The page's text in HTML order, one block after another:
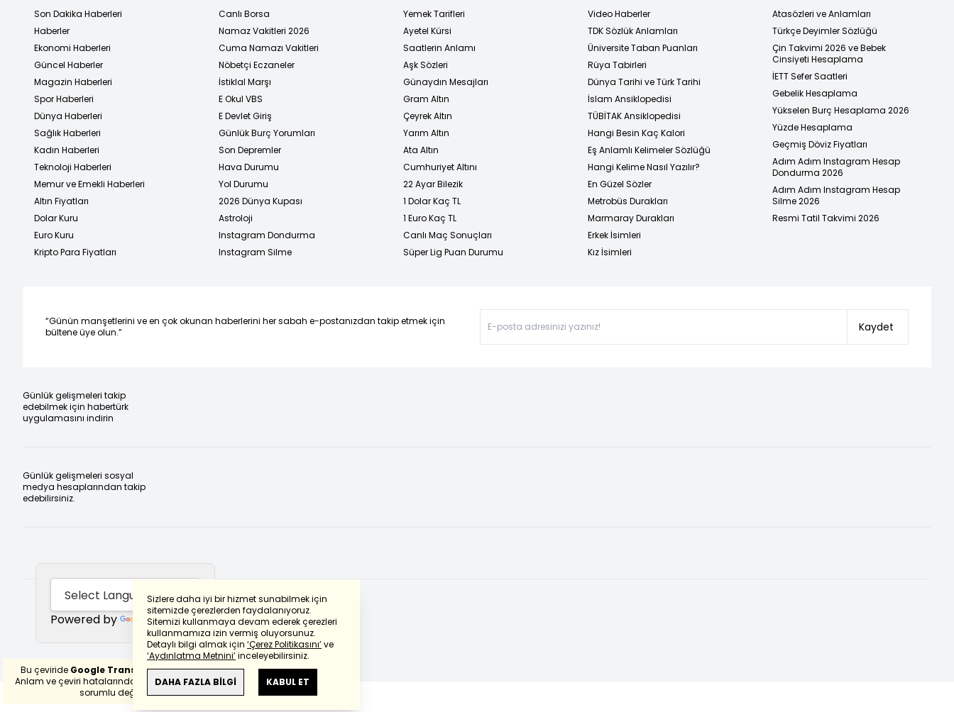
Sizlere daha iyi bir hizmet sunabilmek için
sitemizde çerezlerden faydalanıyoruz.
Sitemizi kullanmaya devam ederek çerezleri
kullanmamıza izin vermiş oluyorsunuz.
Detaylı bilgi almak için ‘Çerez Politikasını’ve
‘Aydınlatma Metnini’inceleyebilirsiniz.
DAHA FAZLA BİLGİ KABUL ET
Son Dakika Haberleri
Haberler
Ekonomi Haberleri
Güncel Haberler
Magazin Haberleri
Spor Haberleri
Dünya Haberleri
Sağlık Haberleri
Kadın Haberleri
Teknoloji Haberleri
Memur ve Emekli Haberleri
Altın Fiyatları
Dolar Kuru
Euro Kuru
Kripto Para Fiyatları
Canlı Borsa
Namaz Vakitleri 2026
Cuma Namazı Vakitleri
Nöbetçi Eczaneler
İstiklal Marşı
E Okul VBS
E Devlet Giriş
Günlük Burç Yorumları
Son Depremler
Hava Durumu
Yol Durumu
2026 Dünya Kupası
Astroloji
Instagram Dondurma
Instagram Silme
Yemek Tarifleri
Ayetel Kürsi
Saatlerin Anlamı
Aşk Sözleri
Günaydın Mesajları
Gram Altın
Çeyrek Altın
Yarım Altın
Ata Altın
Cumhuriyet Altını
22 Ayar Bilezik
1 Dolar Kaç TL
1 Euro Kaç TL
Canlı Maç Sonuçları
Süper Lig Puan Durumu
Video Haberler
TDK Sözlük Anlamları
Üniversite Taban Puanları
Rüya Tabirleri
Dünya Tarihi ve Türk Tarihi
İslam Ansiklopedisi
TÜBİTAK Ansiklopedisi
Hangi Besin Kaç Kalori
Eş Anlamlı Kelimeler Sözlüğü
Hangi Kelime Nasıl Yazılır?
En Güzel Sözler
Metrobüs Durakları
Marmaray Durakları
Erkek İsimleri
Kız İsimleri
Atasözleri ve Anlamları
Türkçe Deyimler Sözlüğü
Çin Takvimi 2026 ve Bebek
Cinsiyeti Hesaplama
İETT Sefer Saatleri
Gebelik Hesaplama
Yükselen Burç Hesaplama 2026
Yüzde Hesaplama
Geçmiş Döviz Fiyatları
Adım Adım Instagram Hesap
Dondurma 2026
Adım Adım Instagram Hesap
Silme 2026
Resmi Tatil Takvimi 2026
“Günün manşetlerini ve en çok okunan haberlerini her sabah e-postanızdan takip etmek için
bültene üye olun.”
Kaydet
Günlük gelişmeleri takip
edebilmek için habertürk
uygulamasını indirin
Günlük gelişmeleri sosyal
medya hesaplarından takip
edebilirsiniz.
Powered by Translate
Bu çeviride Google Transletekullanılmıştır.
Anlam ve çeviri hatalarından
haberturk.com
sorumlu değildir.